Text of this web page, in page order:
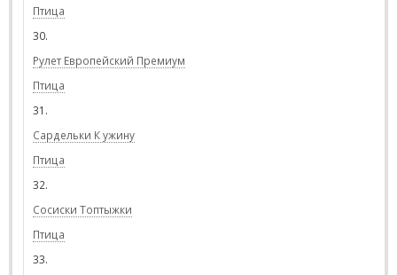
Птица
30.
Рулет Европейский Премиум
Птица
31.
Сардельки К ужину
Птица
32.
Сосиски Топтыжки
Птица
33.